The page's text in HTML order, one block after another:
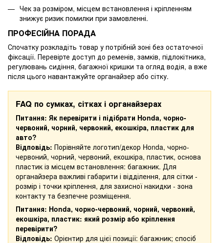
Чек за розміром, місцем встановлення і кріпленням
знижує ризик помилки при замовленні.
ПРОФЕСІЙНА ПОРАДА
Спочатку розкладіть товар у потрібній зоні без остаточної
фіксації. Перевірте доступ до ременів, замків, підлокітника,
регулювань сидіння, багажної кришки та огляд водія, а вже
після цього навантажуйте органайзер або сітку.
FAQ по сумках, сітках і органайзерах
Питання: Як перевірити і підібрати Honda, чорно-
червоний, чорний, червоний, екошкіра, пластик для
авто?
Відповідь: Порівняйте логотип/декор Honda, чорно-
червоний, чорний, червоний, екошкіра, пластик, основа
пластик із місцем встановлення: багажник. Для
органайзера важливі габарити і відділення, для сітки -
розмір і точки кріплення, для захисної накидки - зона
контакту та безпечне розміщення.
Питання: Honda, чорно-червоний, чорний, червоний,
екошкіра, пластик: який розмір або кріплення
перевірити?
Відповідь: Орієнтир для цієї позиції: багажник; спосіб